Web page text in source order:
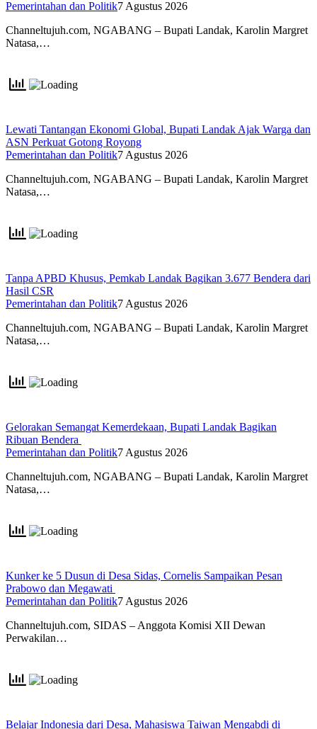
Pemerintahan dan Politik7 Agustus 2026
Channeltujuh.com, NGABANG – Bupati Landak, Karolin Margret
Natasa,…
Lewati Tantangan Ekonomi Global, Bupati Landak Ajak Warga dan
ASN Perkuat Gotong Royong
Pemerintahan dan Politik7 Agustus 2026
Channeltujuh.com, NGABANG – Bupati Landak, Karolin Margret
Natasa,…
Tanpa APBD Khusus, Pemkab Landak Bagikan 3.677 Bendera dari
Hasil CSR
Pemerintahan dan Politik7 Agustus 2026
Channeltujuh.com, NGABANG – Bupati Landak, Karolin Margret
Natasa,…
Gelorakan Semangat Kemerdekaan, Bupati Landak Bagikan
Ribuan Bendera
Pemerintahan dan Politik7 Agustus 2026
Channeltujuh.com, NGABANG – Bupati Landak, Karolin Margret
Natasa,…
Kunker ke 5 Dusun di Desa Sidas, Cornelis Sampaikan Pesan
Prabowo dan Megawati
Pemerintahan dan Politik7 Agustus 2026
Channeltujuh.com, SIDAS – Anggota Komisi XII Dewan
Perwakilan…
Belajar Indonesia dari Desa, Mahasiswa Taiwan Mengabdi di